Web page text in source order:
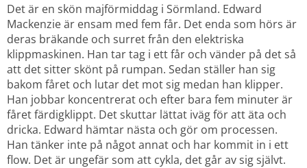
Det är en skön majförmiddag i Sörmland. Edward
Mackenzie är ensam med fem får. Det enda som hörs är
deras bräkande och surret från den elektriska
klippmaskinen. Han tar tag i ett får och vänder på det så
att det sitter skönt på rumpan. Sedan ställer han sig
bakom fåret och lutar det mot sig medan han klipper.
Han jobbar koncentrerat och efter bara fem minuter är
fåret färdigklippt. Det skuttar lättat iväg för att äta och
dricka. Edward hämtar nästa och gör om processen.
Han tänker inte på något annat och har kommit in i ett
flow. Det är ungefär som att cykla, det går av sig självt.